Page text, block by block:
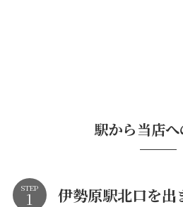
駅から当店
STEP 伊勢原駅北口を出